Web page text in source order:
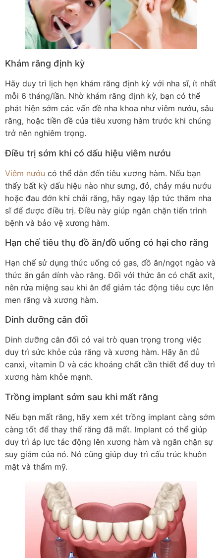
Khám răng định kỳ
Hãy duy trì lịch hẹn khám răng định kỳ với nha sĩ, ít nhất
mỗi 6 tháng/lần. Nhờ khám răng định kỳ, bạn có thể
phát hiện sớm các vấn đề nha khoa như viêm nướu, sâu
răng, hoặc tiền đề của tiêu xương hàm trước khi chúng
trở nên nghiêm trọng.
Điều trị sớm khi có dấu hiệu viêm nướu
Viêm nướu có thể dẫn đến tiêu xương hàm. Nếu bạn
thấy bất kỳ dấu hiệu nào như sưng, đỏ, chảy máu nướu
hoặc đau đớn khi chải răng, hãy ngay lập tức thăm nha
sĩ để được điều trị. Điều này giúp ngăn chặn tiến trình
bệnh và bảo vệ xương hàm.
Hạn chế tiêu thụ đồ ăn/đồ uống có hại cho răng
Hạn chế sử dụng thức uống có gas, đồ ăn/ngọt ngào và
thức ăn gắn dính vào răng. Đối với thức ăn có chất axit,
nên rửa miệng sau khi ăn để giảm tác động tiêu cực lên
men răng và xương hàm.
Dinh dưỡng cân đối
Dinh dưỡng cân đối có vai trò quan trọng trong việc
duy trì sức khỏe của răng và xương hàm. Hãy ăn đủ
canxi, vitamin D và các khoáng chất cần thiết để duy trì
xương hàm khỏe mạnh.
Trồng implant sớm sau khi mất răng
Nếu bạn mất răng, hãy xem xét trồng implant càng sớm
càng tốt để thay thế răng đã mất. Implant có thể giúp
duy trì áp lực tác động lên xương hàm và ngăn chặn sự
suy giảm của nó. Nó cũng giúp duy trì cấu trúc khuôn
mặt và thẩm mỹ.